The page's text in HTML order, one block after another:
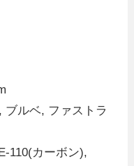
ブルベ, ファストラ
110(カーボン),